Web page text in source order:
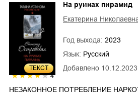
ТЕКСТ
4
Добавлено
На руинах пирамид
Екатерина
Год выхода: 2023
Язык: Русский
НЕЗАКОННОЕ ПОТРЕБЛЕНИЕ